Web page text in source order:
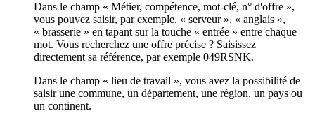
Dans le champ « Métier, compétence, mot-clé, n° d'offre »,
vous pouvez saisir, par exemple, « serveur », « anglais »,
« brasserie » en tapant sur la touche « entrée » entre chaque
mot. Vous recherchez une offre précise ? Saisissez
directement sa référence, par exemple 049RSNK.
Dans le champ « lieu de travail », vous avez la possibilité de
saisir une commune, un département, une région, un pays ou
un continent.